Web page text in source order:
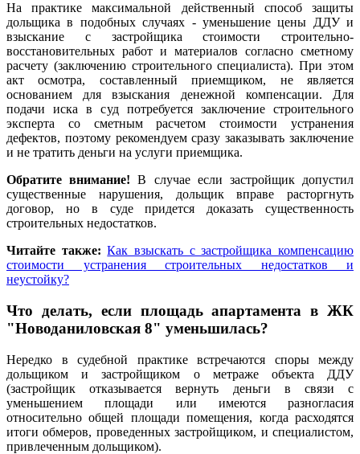
На практике максимальной действенный способ защиты
дольщика в подобных случаях - уменьшение цены ДДУ и
взыскание с застройщика стоимости строительно-
восстановительных работ и материалов согласно сметному
расчету (заключению строительного специалиста). При этом
акт осмотра, составленный приемщиком, не является
основанием для взыскания денежной компенсации. Для
подачи иска в суд потребуется заключение строительного
эксперта со сметным расчетом стоимости устранения
дефектов, поэтому рекомендуем сразу заказывать заключение
и не тратить деньги на услуги приемщика.
Обратите внимание! В случае если застройщик допустил
существенные нарушения, дольщик вправе расторгнуть
договор, но в суде придется доказать существенность
строительных недостатков.
Читайте также: Как взыскать с застройщика компенсацию
стоимости устранения строительных недостатков и
неустойку?
Что делать, если площадь апартамента в ЖК
"Новоданиловская 8" уменьшилась?
Нередко в судебной практике встречаются споры между
дольщиком и застройщиком о метраже объекта ДДУ
(застройщик отказывается вернуть деньги в связи с
уменьшением площади или имеются разногласия
относительно общей площади помещения, когда расходятся
итоги обмеров, проведенных застройщиком, и специалистом,
привлеченным дольщиком).